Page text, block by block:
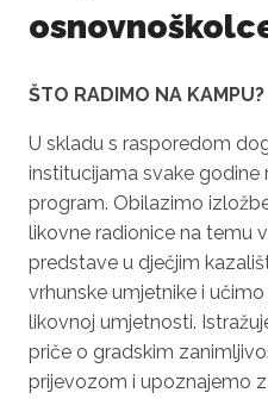
ŠTO RADIMO NA KAMPU?
U skladu s rasporedom
institucijama svake godine
program. Obilazimo
likovne radionice na temu
predstave u dječjim
vrhunske umjetnike i
likovnoj umjetnosti.
priče o gradskim
prijevozom i upoznajemo